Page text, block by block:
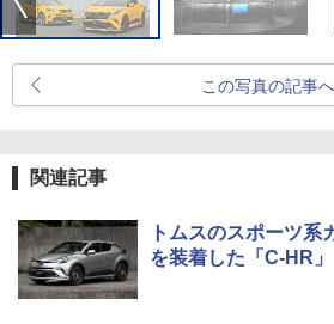
この写真の記事へ
関連記事
トムスのスポーツ系
を装着した「C-HR」